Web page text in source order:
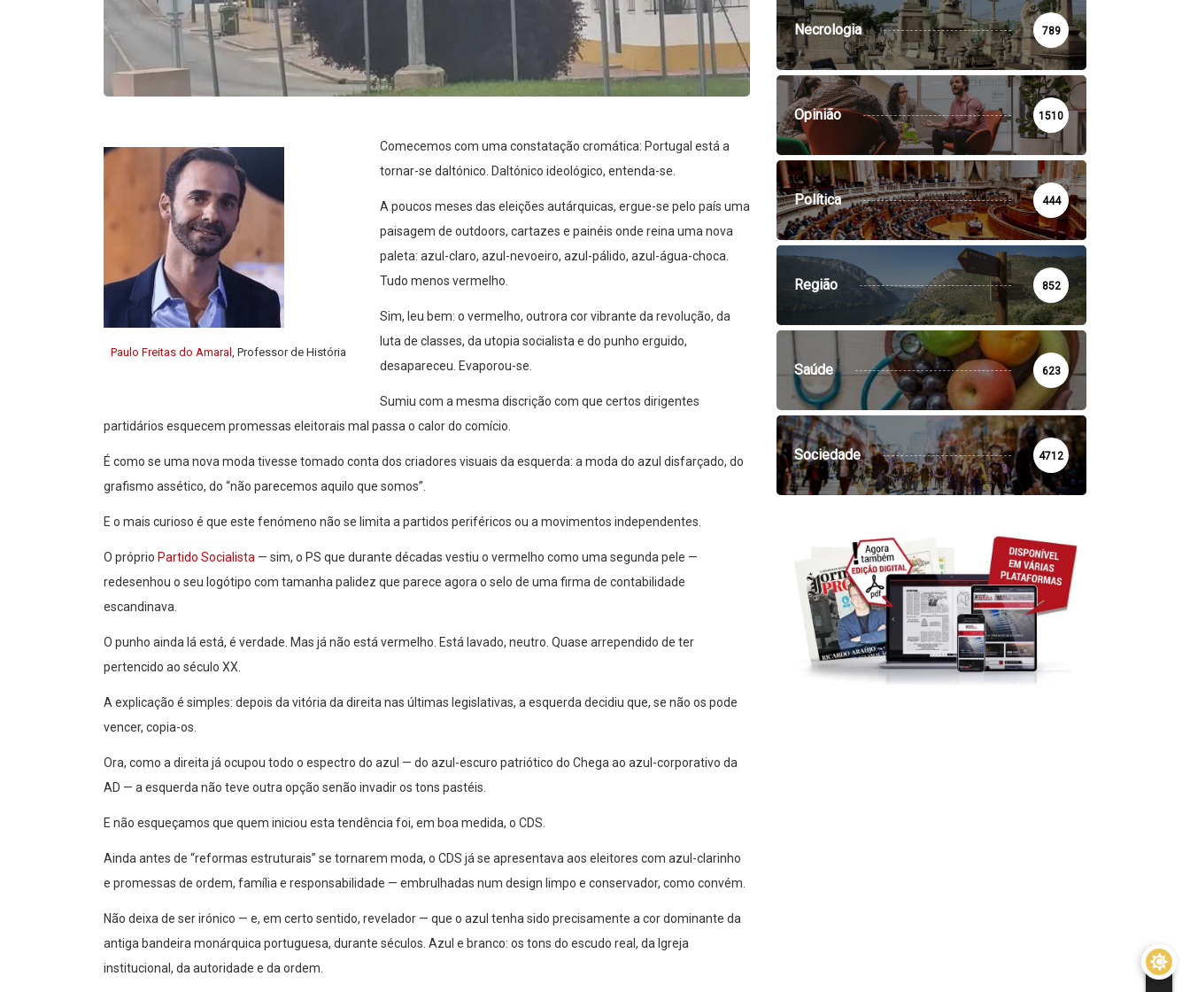
Paulo Freitas do Amaral , Professor de História
Comecemos com uma constatação cromática: Portugal está a
tornar-se daltónico. Daltónico ideológico, entenda-se.
A poucos meses das eleições autárquicas, ergue-se pelo país uma
paisagem de outdoors, cartazes e painéis onde reina uma nova
paleta: azul-claro, azul-nevoeiro, azul-pálido, azul-água-choca.
Tudo menos vermelho.
Sim, leu bem: o vermelho, outrora cor vibrante da revolução, da
luta de classes, da utopia socialista e do punho erguido,
desapareceu. Evaporou-se.
Sumiu com a mesma discrição com que certos dirigentes
partidários esquecem promessas eleitorais mal passa o calor do comício.
É como se uma nova moda tivesse tomado conta dos criadores visuais da esquerda: a moda do azul disfarçado, do
grafismo assético, do “não parecemos aquilo que somos”.
E o mais curioso é que este fenómeno não se limita a partidos periféricos ou a movimentos independentes.
O próprio Partido Socialista — sim, o PS que durante décadas vestiu o vermelho como uma segunda pele —
redesenhou o seu logótipo com tamanha palidez que parece agora o selo de uma firma de contabilidade
escandinava.
O punho ainda lá está, é verdade. Mas já não está vermelho. Está lavado, neutro. Quase arrependido de ter
pertencido ao século XX.
A explicação é simples: depois da vitória da direita nas últimas legislativas, a esquerda decidiu que, se não os pode
vencer, copia-os.
Ora, como a direita já ocupou todo o espectro do azul — do azul-escuro patriótico do Chega ao azul-corporativo da
AD — a esquerda não teve outra opção senão invadir os tons pastéis.
E não esqueçamos que quem iniciou esta tendência foi, em boa medida, o CDS.
Ainda antes de “reformas estruturais” se tornarem moda, o CDS já se apresentava aos eleitores com azul-clarinho
e promessas de ordem, família e responsabilidade — embrulhadas num design limpo e conservador, como convém.
Não deixa de ser irónico — e, em certo sentido, revelador — que o azul tenha sido precisamente a cor dominante da
antiga bandeira monárquica portuguesa, durante séculos. Azul e branco: os tons do escudo real, da Igreja
institucional, da autoridade e da ordem.
Necrologia 789
Opinião 1510
Política 444
Região 852
Saúde 623
Sociedade 4712